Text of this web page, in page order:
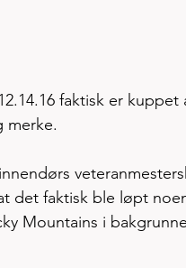
faktisk er kuppet
merke.
det faktisk ble løpt
Mountains i